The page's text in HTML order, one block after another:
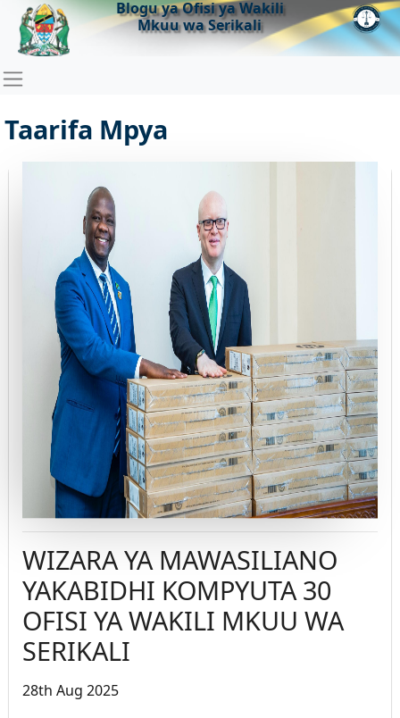
Blogu ya Ofisi ya Wakili
Mkuu wa Serikali
Taarifa Mpya
WIZARA YA MAWASILIANO
YAKABIDHI KOMPYUTA 30
OFISI YA WAKILI MKUU WA
SERIKALI
28th Aug 2025